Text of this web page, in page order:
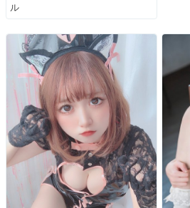
ル